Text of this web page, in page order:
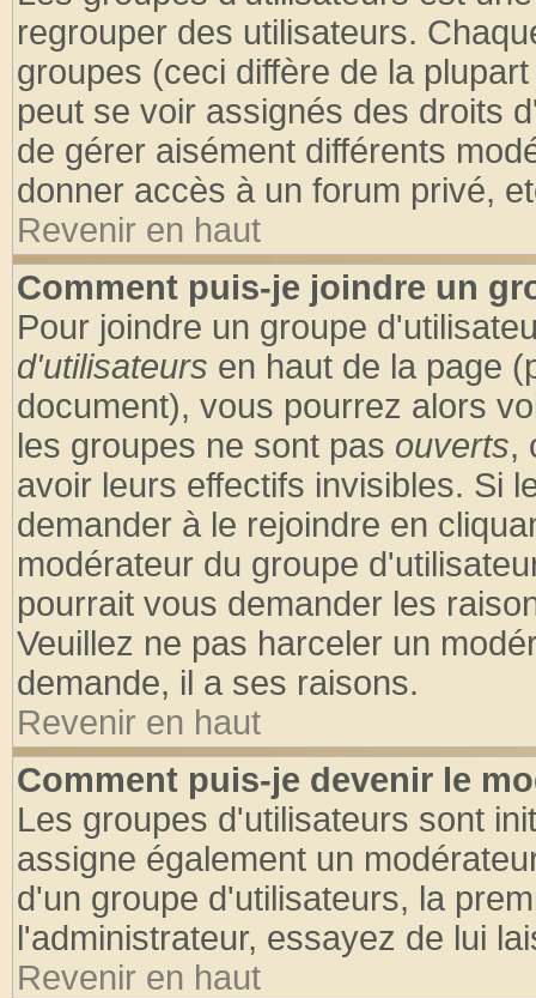
regrouper des utilisateurs.
groupes (ceci diffère de la
peut se voir assignés des droits
de gérer aisément différents
donner accès à un forum privé,
Revenir en haut
Comment puis-je joindre un
Pour joindre un groupe
d'utilisateurs en haut de la page
document), vous pourrez alors
les groupes ne sont pas ouverts,
avoir leurs effectifs invisibles. Si
demander à le rejoindre en
modérateur du groupe
pourrait vous demander les
Veuillez ne pas harceler un
demande, il a ses raisons.
Revenir en haut
Comment puis-je devenir le
Les groupes d'utilisateurs sont
assigne également un
d'un groupe d'utilisateurs, la
l'administrateur, essayez de lui
Revenir en haut